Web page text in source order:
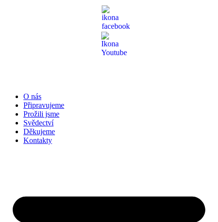
O nás
Připravujeme
Prožili jsme
Svědectví
Děkujeme
Kontakty